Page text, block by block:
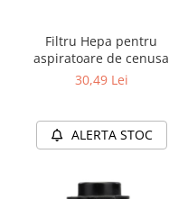
Filtru Hepa pentru
aspiratoare de cenusa
seminee sobe si centrale
30,49 Lei
ALERTA STOC